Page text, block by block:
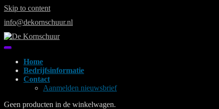
Skip to content
info@dekornschuur.nl
Home
Bedrijfsinformatie
Contact
Aanmelden nieuwsbrief
Geen producten in de winkelwagen.